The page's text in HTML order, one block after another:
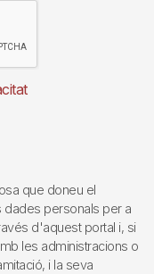
que doneu el
dades personals per a
d'aquest portal i, si
les administracions o
i la seva